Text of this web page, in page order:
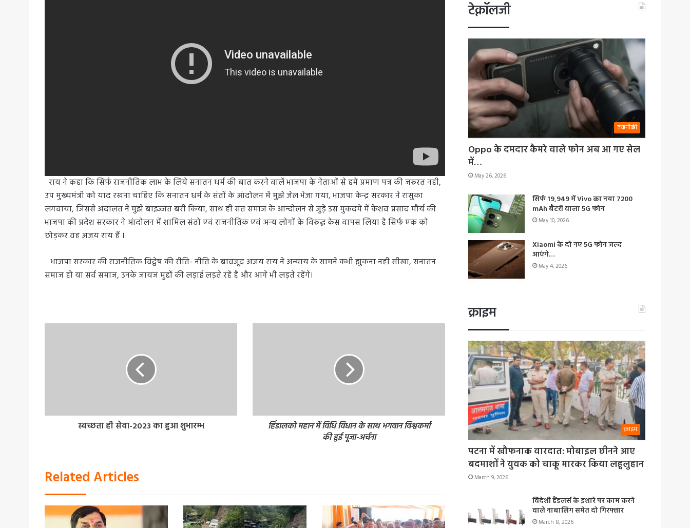
राय ने कहा कि सिर्फ राजनीतिक लाभ के लिये सनातन धर्म की बात करने वालें भाजपा के नेताओं से हमें प्रमाण पत्र की जरुरत नही,
उप मुख्यमंत्री को याद रखना चाहिए कि सनातन धर्म के संतों के आंदोलन में मुझे जेल भेजा गया, भाजपा केन्द्र सरकार ने रासुका
लगवाया, जिससे अदालत ने मुझे बाइज्जत बरी किया, साथ ही संत समाज के आन्दोलन से जुड़े उस मुकदमें में केशव प्रसाद मौर्य की
भाजपा की प्रदेश सरकार ने आंदोलन में शामिल संतो एवं राजनीतिक एवं अन्य लोगों के विरुद्ध केस वापस लिया है सिर्फ एक को
छोड़कर वह अजय राय हैं ।
भाजपा सरकार की राजनीतिक विद्वेष की रीति- नीति के बावजूद अजय राय ने अन्याय के सामने कभी झुकना नही सीखा, सनातन
समाज हो या सर्व समाज, उनके जायज मुद्दों की लड़ाई लड़ते रहें हैं और आगे भी लड़ते रहेंगे।
स्वच्छता ही सेवा-2023 का हुआ शुभारम्भ
हिंडालको महान में विधि विधान के साथ भगवान विश्वकर्मा
की हुई पूजा-अर्चना
Related Articles
टेक्नॉलजी
तकनीकी
Oppo के दमदार कैमरे वाले फोन अब आ गए सेल
में…
May 26, 2026
सिर्फ 19,949 में Vivo का नया 7200
mAh बैटरी वाला 5G फोन
May 10, 2026
Xiaomi के दो नए 5G फोन जल्द
आएंगे…
May 4, 2026
क्राइम
क्राइम
पटना में खौफनाक वारदात: मोबाइल छीनने आए
बदमाशों ने युवक को चाकू मारकर किया लहूलुहान
March 9, 2026
विदेशी हैंडलर्स के इशारे पर काम करने
वाले नाबालिग समेत दो गिरफ्तार
March 8, 2026